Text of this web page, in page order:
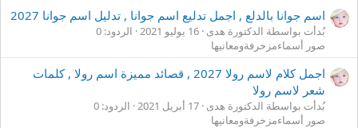
اسم جوانا بالدلع , اجمل تدليع اسم جوانا , تدليل اسم جوانا 2027
بُدأت بواسطة الدكتورة هدى 16 يوليو 2021
الردود: 0
صور أسماءمزخرفةومعانيها
اجمل كلام لاسم رولا 2027 , قصائد مميزة اسم رولا , كلمات
شعر لاسم رولا
بُدأت بواسطة الدكتورة هدى 17 أبريل 2021
الردود: 0
صور أسماءمزخرفةومعانيها